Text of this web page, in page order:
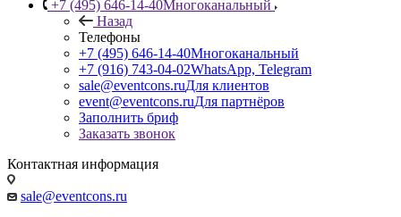
+7 (495) 646-14-40Многоканальный
Назад
Телефоны
+7 (495) 646-14-40Многоканальный
+7 (916) 743-04-02WhatsApp, Telegram
sale@eventcons.ruДля клиентов
event@eventcons.ruДля партнёров
Заполнить бриф
Заказать звонок
Контактная информация
sale@eventcons.ru